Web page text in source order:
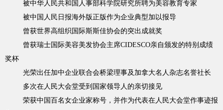
被中华人民共和国人事部科学院研究所聘为美容教育专家
被中国人民日报海外版正版作为企业典型加以报导
曾获世界高组织国际斯斯佳协会的突出成就奖
曾获瑞士国际美容美发协会主席CIDESCO亲自颁发的特别成绩
奖杯
光荣出任加中企业联合会桥梁理事及加拿大名人杂志名誉社长
多次在人民大会堂受到国家领导人的亲切接见
荣获中国百名女企业家称号，并作为代表在人民大会堂作事迹报